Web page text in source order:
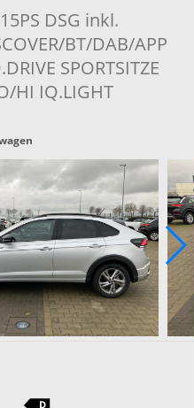
DSG inkl.
BT/DAB/APP
SPORTSITZE
HI IQ.LIGHT